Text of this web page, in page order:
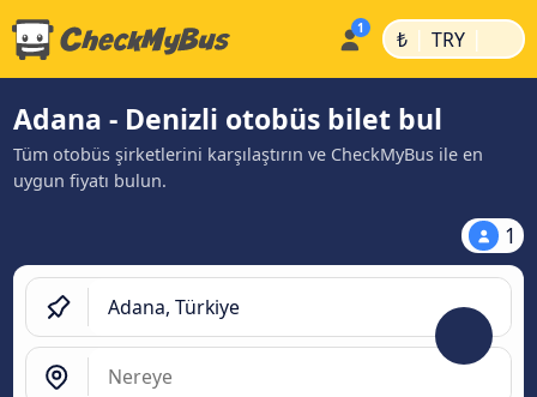
₺ | TRY |
Adana - Denizli otobüs bilet bul
Tüm otobüs şirketlerini karşılaştırın ve CheckMyBus ile en
uygun fiyatı bulun.
1